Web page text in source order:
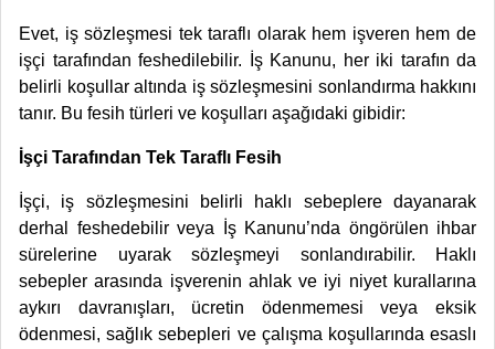
Evet, iş sözleşmesi tek taraflı olarak hem işveren hem de
işçi tarafından feshedilebilir. İş Kanunu, her iki tarafın da
belirli koşullar altında iş sözleşmesini sonlandırma hakkını
tanır. Bu fesih türleri ve koşulları aşağıdaki gibidir:
İşçi Tarafından Tek Taraflı Fesih
İşçi, iş sözleşmesini belirli haklı sebeplere dayanarak
derhal feshedebilir veya İş Kanunu’nda öngörülen ihbar
sürelerine uyarak sözleşmeyi sonlandırabilir. Haklı
sebepler arasında işverenin ahlak ve iyi niyet kurallarına
aykırı davranışları, ücretin ödenmemesi veya eksik
ödenmesi, sağlık sebepleri ve çalışma koşullarında esaslı